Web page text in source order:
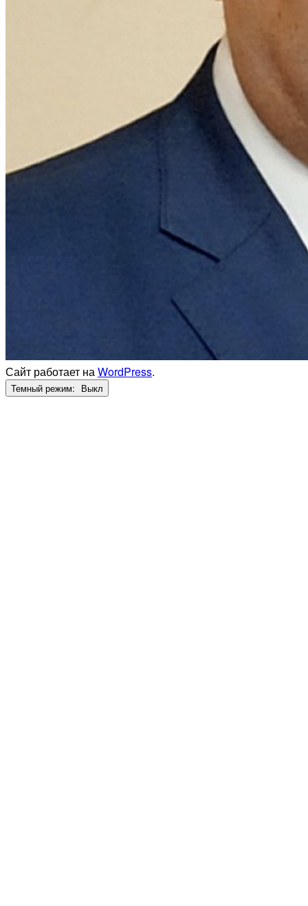
Сайт работает наWordPress.
Темный режим: